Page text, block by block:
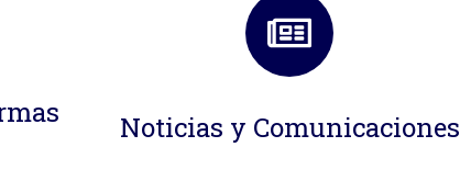
Noticias y Comunicaciones